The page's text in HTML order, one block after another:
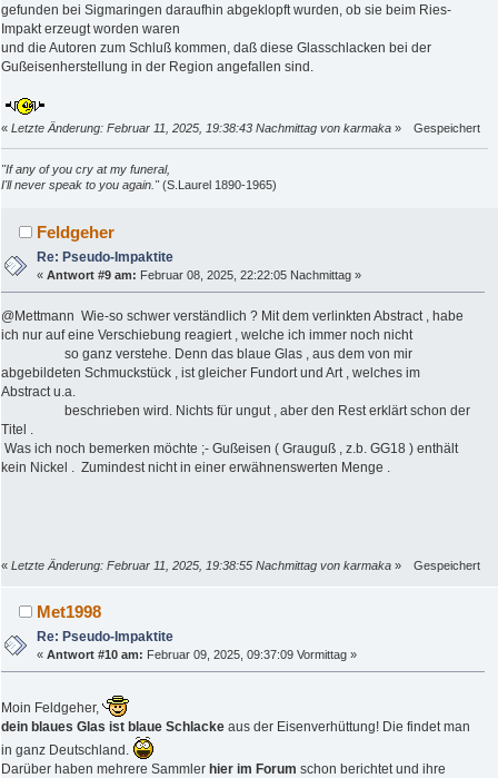
gefunden bei Sigmaringen daraufhin abgeklopft wurden, ob sie beim Ries-
Impakt erzeugt worden waren
und die Autoren zum Schluß kommen, daß diese Glasschlacken bei der
Gußeisenherstellung in der Region angefallen sind.
« Letzte Änderung: Februar 11, 2025, 19:38:43 Nachmittag von karmaka » Gespeichert
"If any of you cry at my funeral,
I'll never speak to you again."(S.Laurel 1890-1965)
Feldgeher
Re: Pseudo-Impaktite
«Antwort #9 am: Februar 08, 2025, 22:22:05 Nachmittag »
@Mettmann Wie-so schwer verständlich ? Mit dem verlinkten Abstract , habe
ich nur auf eine Verschiebung reagiert , welche ich immer noch nicht
so ganz verstehe. Denn das blaue Glas , aus dem von mir
abgebildeten Schmuckstück , ist gleicher Fundort und Art , welches im
Abstract u.a.
beschrieben wird. Nichts für ungut , aber den Rest erklärt schon der
Titel .
Was ich noch bemerken möchte ;- Gußeisen ( Grauguß , z.b. GG18 ) enthält
kein Nickel . Zumindest nicht in einer erwähnenswerten Menge .
« Letzte Änderung: Februar 11, 2025, 19:38:55 Nachmittag von karmaka » Gespeichert
Met1998
Re: Pseudo-Impaktite
«Antwort #10 am: Februar 09, 2025, 09:37:09 Vormittag »
Moin Feldgeher,
dein blaues Glas ist blaue Schlacke aus der Eisenverhüttung! Die findet man
in ganz Deutschland.
Darüber haben mehrere Sammler hier im Forum schon berichtet und ihre